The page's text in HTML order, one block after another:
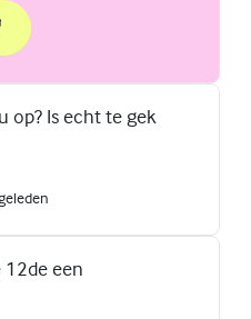
op? Is echt te gek
12de een